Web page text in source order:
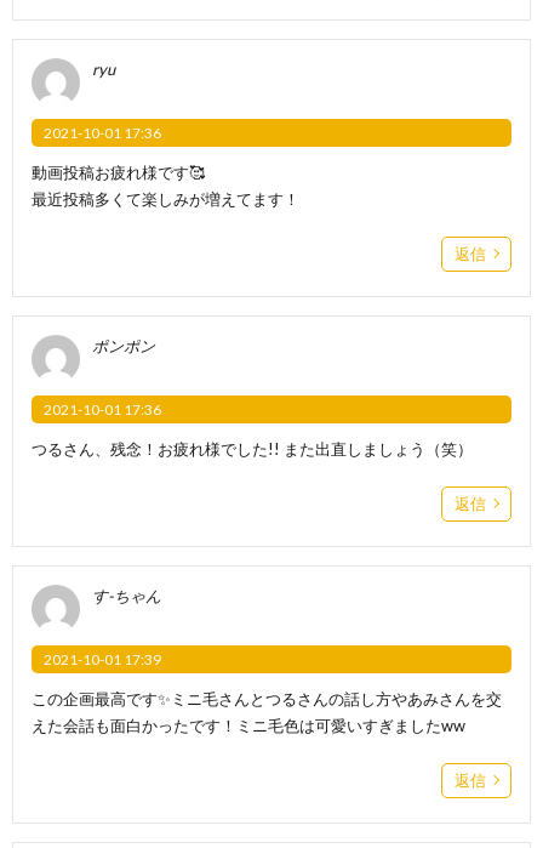
ryu
2021-10-01 17:36
動画投稿お疲れ様です🥰
最近投稿多くて楽しみが増えてます！
返信
ポンポン
2021-10-01 17:36
つるさん、残念！お疲れ様でした!! また出直しましょう（笑）
返信
す-ちゃん
2021-10-01 17:39
この企画最高です✨ミニ毛さんとつるさんの話し方やあみさんを交
えた会話も面白かったです！ミニ毛色は可愛いすぎましたww
返信